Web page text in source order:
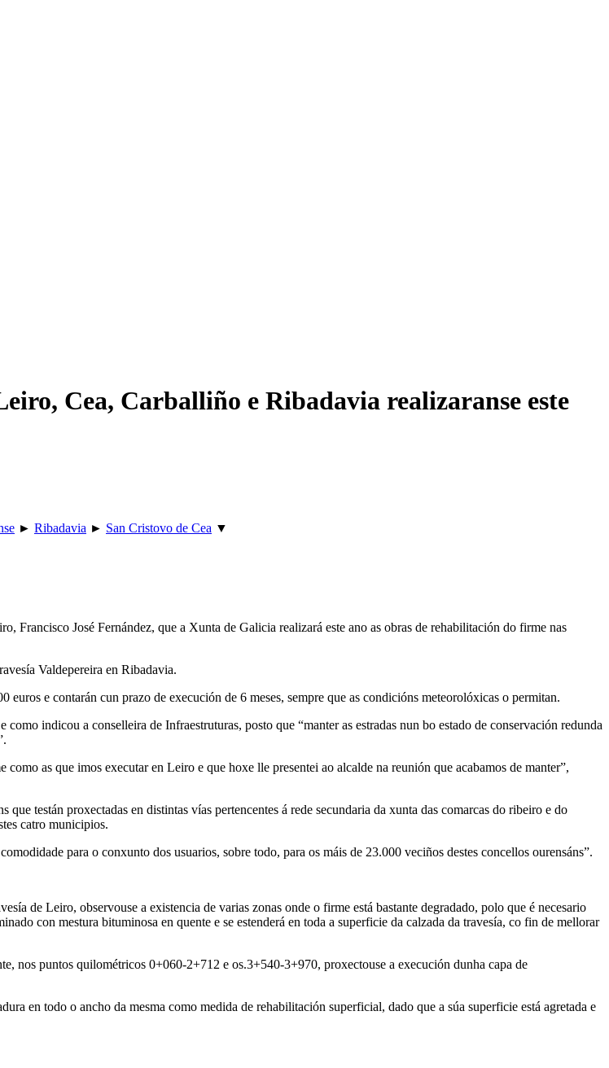
Cea, Carballiño e Ribadavia realizaranse este
► Ribadavia ► San Cristovo de Cea ▼
Francisco José Fernández, que a Xunta de Galicia realizará este ano as obras de rehabilitación do firme nas
Valdepereira en Ribadavia.
e contarán cun prazo de execución de 6 meses, sempre que as condicións meteorolóxicas o permitan.
indicou a conselleira de Infraestruturas, posto que “manter as estradas nun bo estado de conservación redunda
as que imos executar en Leiro e que hoxe lle presentei ao alcalde na reunión que acabamos de manter”,
testán proxectadas en distintas vías pertencentes á rede secundaria da xunta das comarcas do ribeiro e do
catro municipios.
para o conxunto dos usuarios, sobre todo, para os máis de 23.000 veciños destes concellos ourensáns”.
de Leiro, observouse a existencia de varias zonas onde o firme está bastante degradado, polo que é necesario
con mestura bituminosa en quente e se estenderá en toda a superficie da calzada da travesía, co fin de mellorar
nos puntos quilométricos 0+060-2+712 e os.3+540-3+970, proxectouse a execución dunha capa de
en todo o ancho da mesma como medida de rehabilitación superficial, dado que a súa superficie está agretada e